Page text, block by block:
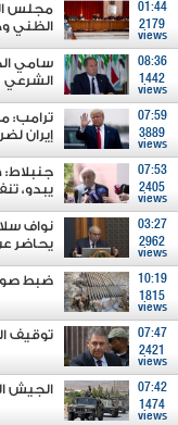
01:44
2179
views
مجلس
الظني
08:36
1442
views
سامي
الشرعي
07:59
3889
views
ترامب:
إيران
07:53
2405
views
جنبلاط:
يبدو،
03:27
2962
views
نواف
يحاضر
10:19
1815
views
ضبط
07:47
2421
views
توقيف
07:42
1474
views
الجيش